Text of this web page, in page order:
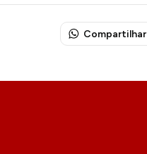
Compartilhar